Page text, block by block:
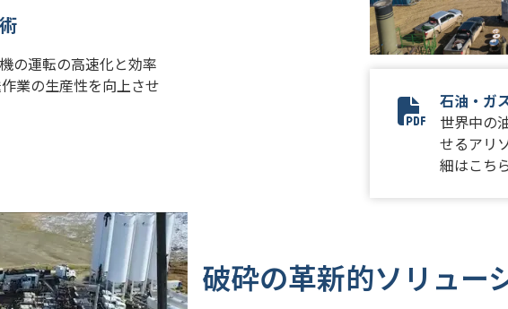
の運転の高速化と効率
業の生産性を向上させ
12627-001 -
石油・ガ
世界中の
せるアリ
細はこち
破砕の革新的ソリュー